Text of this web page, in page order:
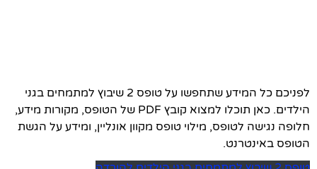
לפניכם כל המידע שתחפשו על טופס 2 שיבוץ למתמחים בגני
הילדים. כאן תוכלו למצוא קובץ PDF של הטופס, מקורות מידע,
חלופה נגישה לטופס, מילוי טופס מקוון אונליין, ומידע על הגשת
הטופס באינטרנט.